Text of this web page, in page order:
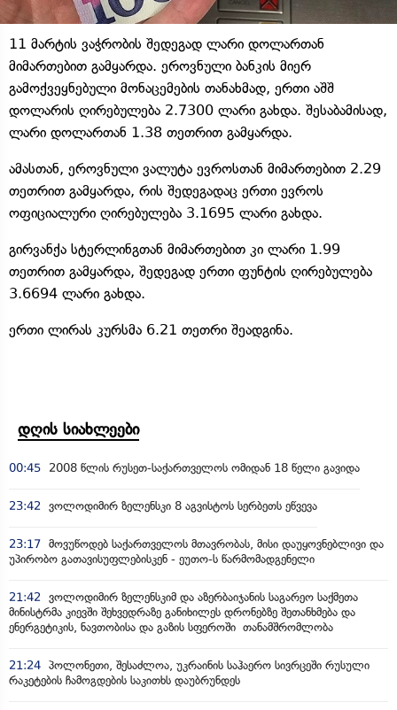
11 მარტის ვაჭრობის შედეგად ლარი დოლართან
მიმართებით გამყარდა. ეროვნული ბანკის მიერ
გამოქვეყნებული მონაცემების თანახმად, ერთი აშშ
დოლარის ღირებულება 2.7300 ლარი გახდა. შესაბამისად,
ლარი დოლართან 1.38 თეთრით გამყარდა.
ამასთან, ეროვნული ვალუტა ევროსთან მიმართებით 2.29
თეთრით გამყარდა, რის შედეგადაც ერთი ევროს
ოფიციალური ღირებულება 3.1695 ლარი გახდა.
გირვანქა სტერლინგთან მიმართებით კი ლარი 1.99
თეთრით გამყარდა, შედეგად ერთი ფუნტის ღირებულება
3.6694 ლარი გახდა.
ერთი ლირას კურსმა 6.21 თეთრი შეადგინა.
დღის სიახლეები
00:45 2008 წლის რუსეთ-საქართველოს ომიდან 18 წელი გავიდა
23:42 ვოლოდიმირ ზელენსკი 8 აგვისტოს სერბეთს ეწვევა
23:17 მოვუწოდებ საქართველოს მთავრობას, მისი დაუყოვნებლივი და
უპირობო გათავისუფლებისკენ - ეუთო-ს წარმომადგენელი
21:42
ვოლოდიმირ ზელენსკიმ და აზერბაიჯანის საგარეო საქმეთა
მინისტრმა კიევში შეხვედრაზე განიხილეს დრონებზე შეთანხმება და
ენერგეტიკის, ნავთობისა და გაზის სფეროში თანამშრომლობა
21:24 პოლონეთი, შესაძლოა, უკრაინის საჰაერო სივრცეში რუსული
რაკეტების ჩამოგდების საკითხს დაუბრუნდეს